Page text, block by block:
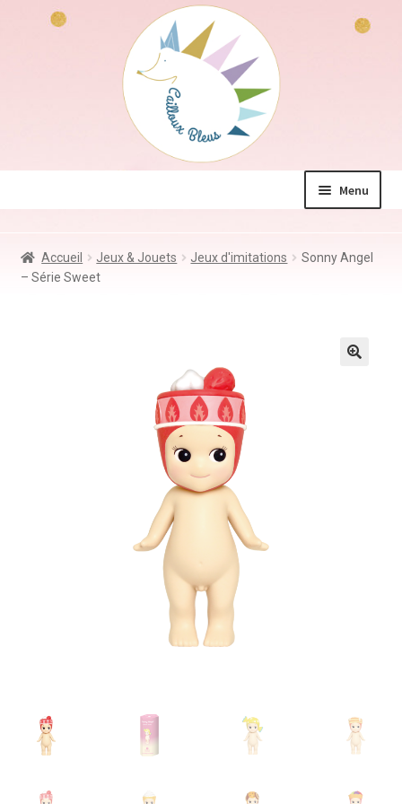
Menu
Jeux & Jouets
Accueil Jeux & Jouets Jeux d'imitations
Sonny Angel
– Série Sweet